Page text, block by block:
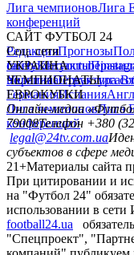
Лига чемпионовЛига
конференций
САЙТ ФУТБОЛ 24
РедакцияПрогнозы
сайтуКонтакты
политикаСтруктура
Соц. сети
facebookxyoutube
УКРАИНА
УкраинаПервая лига
ЧЕМПИОНАТЫ
ГерманияИспания
ЕВРОКУБКИ
Лига чемпионовЛига
конференций
Онлайн-медиа
79008Телефон +380
legal@24tv.com.ua
субъектов в сфере
21+Материалы сайта
При цитировании и
на "Футбол 24"
использовании в сети
football24.ua
"Спецпроект",